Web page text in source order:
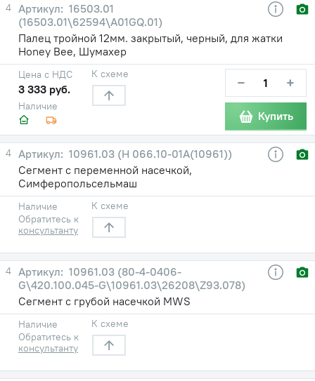
4
16503.01
(16503.01\62594\A01GQ.01)
Палец тройной 12мм. закрытый, черный, для жатки
Honey Bee, Шумахер
Наличие
Цена с НДС
3 333 руб.
К схеме − +
Купить
4
10961.03 (Н 066.10-01А(10961))
Сегмент с переменной насечкой,
Симферопольсельмаш
Наличие
Обратитесь к
консультанту
К схеме
4
10961.03 (80-4-0406-
G\420.100.045-G\10961.03\26208\Z93.078)
Сегмент с грубой насечкой MWS
Наличие
Обратитесь к
консультанту
К схеме